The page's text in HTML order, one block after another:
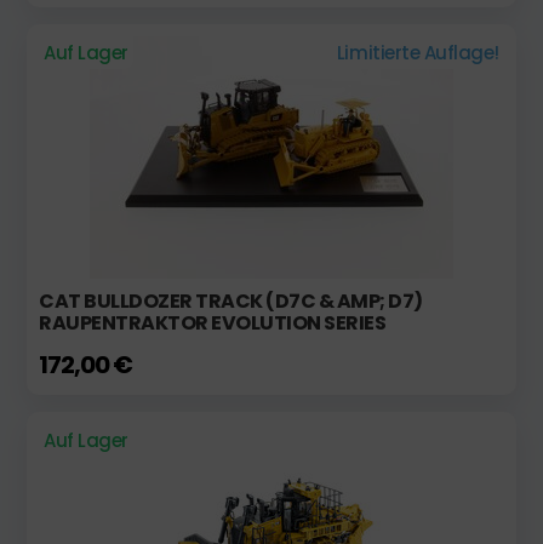
Auf Lager Limitierte Auflage!
CAT BULLDOZER TRACK (D7C & AMP; D7)
RAUPENTRAKTOR EVOLUTION SERIES
172,00 €
Auf Lager